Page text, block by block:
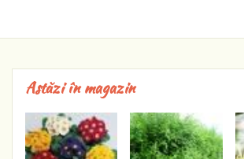
Astăzi în magazin